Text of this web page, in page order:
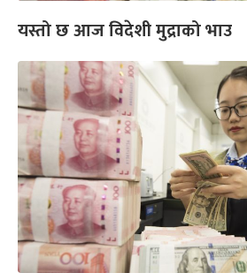
यस्तो छ आज विदेशी मुद्राको भाउ